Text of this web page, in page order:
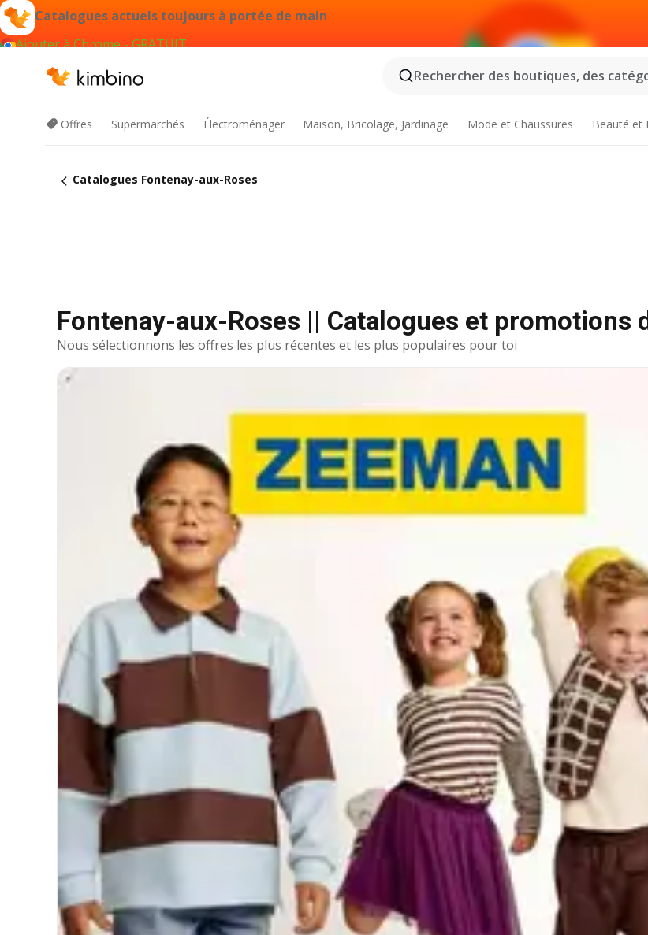
Catalogues actuels toujours à portée de main
Ajouter à Chrome - GRATUIT
Rechercher des boutiques, des
Offres Supermarchés Électroménager Maison, Bricolage, Jardinage Mode et Chaussures Beauté et
Catalogues Fontenay-aux-Roses
Fontenay-aux-Roses || Catalogues et promotions
Nous sélectionnons les offres les plus récentes et les plus populaires pour toi